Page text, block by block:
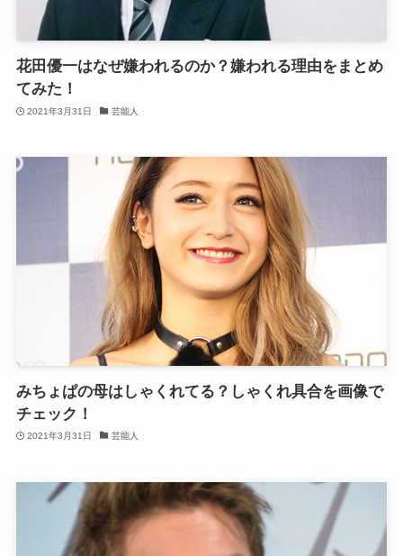
花田優一はなぜ嫌われるのか？嫌われる理由をまとめ
てみた！
2021年3月31日 芸能人
みちょぱの母はしゃくれてる？しゃくれ具合を画像で
チェック！
2021年3月31日 芸能人